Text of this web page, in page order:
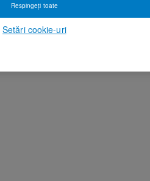
Setări cookie-uri
Respingeți toate